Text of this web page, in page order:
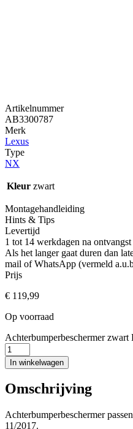
Artikelnummer
AB3300787
Merk
Lexus
Type
NX
Kleur zwart
Montagehandleiding
Hints & Tips
Levertijd
1 tot 14 werkdagen na
Als het langer gaat duren dan
mail of WhatsApp (vermeld
Prijs
€ 119,99
Op voorraad
Achterbumperbeschermer
In winkelwagen
Omschrijving
Achterbumperbeschermer
11/2017.